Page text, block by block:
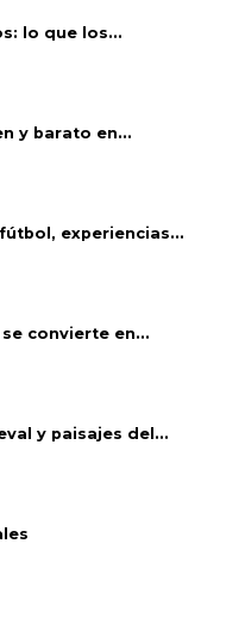
lo que los...
y barato en...
experiencias...
convierte en...
y paisajes del...